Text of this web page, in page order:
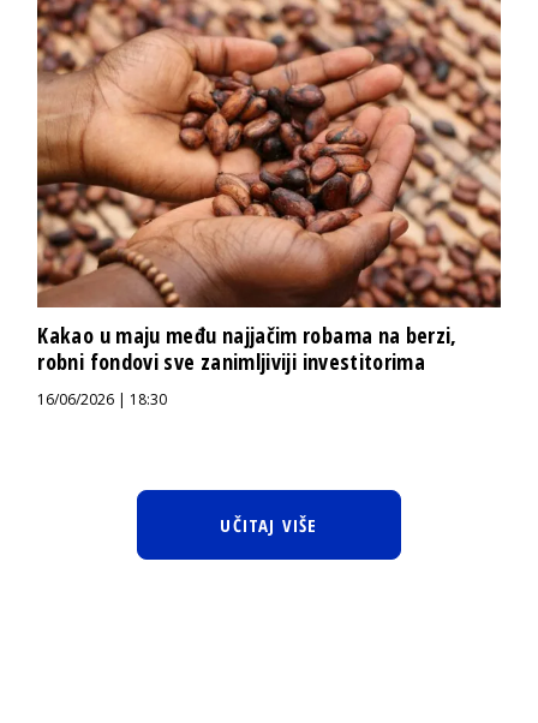
Kakao u maju među najjačim robama na berzi,
robni fondovi sve zanimljiviji investitorima
16/06/2026 | 18:30
UČITAJ VIŠE